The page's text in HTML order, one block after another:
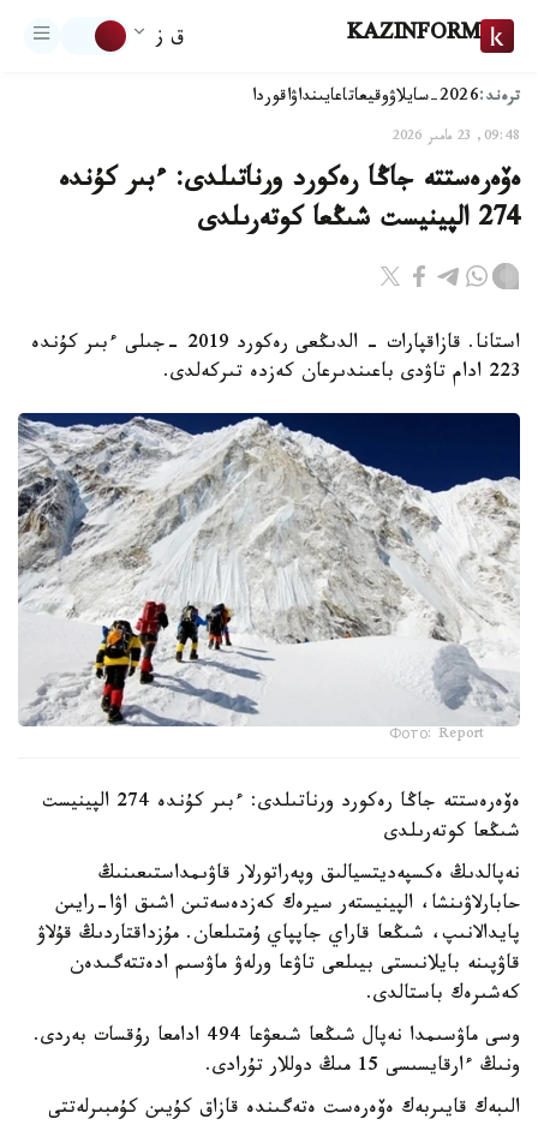
KAZINFORM ق ز
ترەند:2026-سايلاۋ وقيعاتاعايىنداۋاقوردا
09:48, 23 مامىر 2026
ەۆەرەستتە جاڭا رەكورد ورناتىلدى: ءبىر كۇندە
274 الپينيست شىڭعا كوتەرىلدى
استانا. قازاقپارات - الدىڭعى رەكورد 2019 -جىلى ءبىر كۇندە
223 ادام تاۋدى باعىندىرعان كەزدە تىركەلدى.
Фото: Report
ەۆەرەستتە جاڭا رەكورد ورناتىلدى: ءبىر كۇندە 274 الپينيست
شىڭعا كوتەرىلدى
نەپالدىڭ ەكسپەديتسيالىق وپەراتورلار قاۋىمداستىعىنىڭ
حابارلاۋىنشا، الپينيستەر سيرەك كەزدەسەتىن اشىق اۋا-رايىن
پايدالانىپ، شىڭعا قاراي جاپپاي ۇمتىلعان. مۇزداقتاردىڭ قۇلاۋ
قاۋپىنە بايلانىستى بيىلعى تاۋعا ورلەۋ ماۋسىم ادەتتەگىدەن
كەشىرەك باستالدى.
وسى ماۋسىمدا نەپال شىڭعا شىعۋعا 494 ادامعا رۇقسات بەردى.
ونىڭ ءارقايسىسى 15 مىڭ دوللار تۇرادى.
الىبەك قايىربەك ەۆەرەست ەتەگىندە قازاق كۇيىن كۇمبىرلەتتى